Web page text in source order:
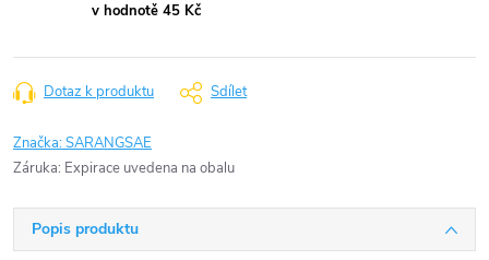
v hodnotě 45 Kč
Dotaz k produktu Sdílet
Značka:SARANGSAE
Záruka: Expirace uvedena na obalu
Popis produktu